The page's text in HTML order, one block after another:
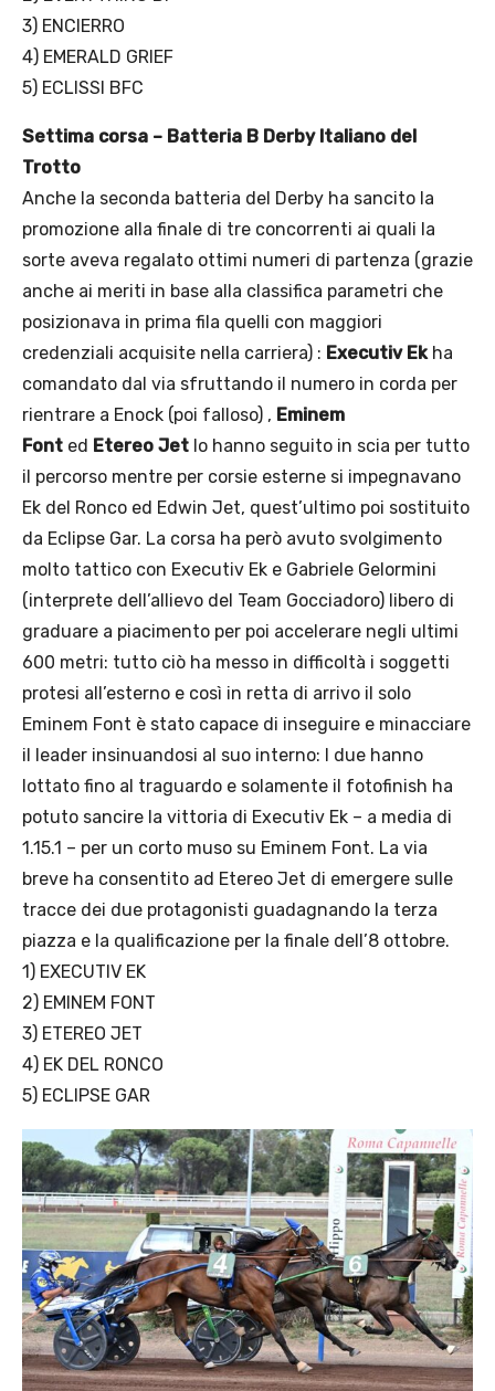
3) ENCIERRO
4) EMERALD GRIEF
5) ECLISSI BFC
Settima corsa – Batteria B Derby Italiano del
Trotto
Anche la seconda batteria del Derby ha sancito la
promozione alla finale di tre concorrenti ai quali la
sorte aveva regalato ottimi numeri di partenza (grazie
anche ai meriti in base alla classifica parametri che
posizionava in prima fila quelli con maggiori
credenziali acquisite nella carriera) : Executiv Ek ha
comandato dal via sfruttando il numero in corda per
rientrare a Enock (poi falloso) , Eminem
Font ed Etereo Jet lo hanno seguito in scia per tutto
il percorso mentre per corsie esterne si impegnavano
Ek del Ronco ed Edwin Jet, quest’ultimo poi sostituito
da Eclipse Gar. La corsa ha però avuto svolgimento
molto tattico con Executiv Ek e Gabriele Gelormini
(interprete dell’allievo del Team Gocciadoro) libero di
graduare a piacimento per poi accelerare negli ultimi
600 metri: tutto ciò ha messo in difficoltà i soggetti
protesi all’esterno e così in retta di arrivo il solo
Eminem Font è stato capace di inseguire e minacciare
il leader insinuandosi al suo interno: I due hanno
lottato fino al traguardo e solamente il fotofinish ha
potuto sancire la vittoria di Executiv Ek – a media di
1.15.1 – per un corto muso su Eminem Font. La via
breve ha consentito ad Etereo Jet di emergere sulle
tracce dei due protagonisti guadagnando la terza
piazza e la qualificazione per la finale dell’8 ottobre.
1) EXECUTIV EK
2) EMINEM FONT
3) ETEREO JET
4) EK DEL RONCO
5) ECLIPSE GAR